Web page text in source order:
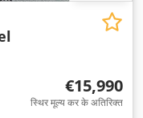
€15,990
स्थिर मूल्य कर के अतिरिक्त